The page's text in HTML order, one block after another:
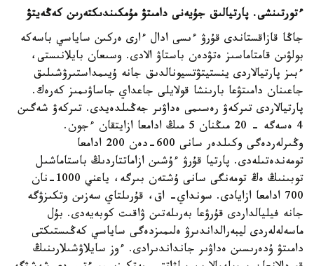
ءتورتىنشى. پارتيالىق جۇيەنى دامىتۋ مۇمكىندىكتەرىن كەڭەيتۋ
جاڭا قازاقستاندى قۇرۋ ءىسى ادال ءارى ەركىن ساياسي باسەكە
بولۋىن قامتاماسىز ەتۋدەن باستاۋ الادى. وسىعان بايلانىستى،
ءبىز پارتيالاردى ينستيتۋتسيونالدىق جانە ۇيىمداستىرۋشىلىق
جاعىنان دامىتۋعا بارىنشا قولايلى جاعداي جاساۋىمىز كەرەك.
پارتيالاردى تىركەۋ رەسىمى ەداۋىر جەڭىلدەيدى. تىركەۋ شەگىن
4 ەسەگە - 20 مىڭنان 5 مىڭ ادامعا ازايتقان ءجون.
وڭىرلەردەگى وكىلدەر سانى 600-دەن 200 ادامعا
تومەندەتىلەدى. پارتيا قۇرۋ ءۇشىن ازاماتتاردىڭ باستاماشىل
توبىنىڭ ەڭ تومەنگى سانى ۇشتەن بىرگە، ياعني 1000-نان
700 ادامعا ازايادى. سونداي- اق، قۇرىلتاي سەزىن وتكىزۋگە
جانە فيليالداردى قۇرۋعا بەرىلەتىن ۋاقىت كوبەيەدى. بۇل
ماسەلەلەردى ليبەرالداندىرۋ ەلىمىزدەگى ساياسي كەڭىستىكتى
دامىتۋ ۇدەرىسىن ەداۋىر جانداندىرادى. ءوز سايلاۋشىلارىنىڭ